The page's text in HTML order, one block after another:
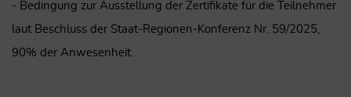
- Bedingung zur Ausstellung der Zertifikate für die Teilnehmer
laut Beschluss der Staat-Regionen-Konferenz Nr. 59/2025,
90% der Anwesenheit.